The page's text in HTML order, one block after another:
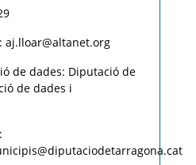
aj.lloar@altanet.org
de dades: Diputació de
de dades i